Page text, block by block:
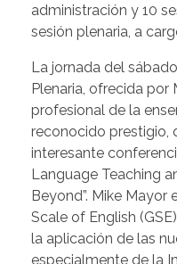
administración y 10
sesión plenaria, a
La jornada del
Plenaria, ofrecida por
profesional de la
reconocido prestigio,
interesante
Language Teaching
Beyond”. Mike
Scale of English
la aplicación de las
especialmente de la